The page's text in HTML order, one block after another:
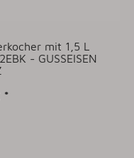
mit 1,5 L
- GUSSEISEN
*